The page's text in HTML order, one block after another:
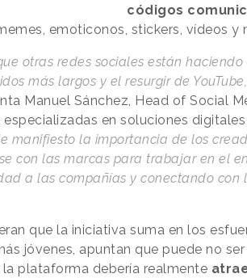
códigos
emoticonos, stickers, vídeos y
otras redes sociales están
más largos y el resurgir de
Manuel Sánchez, Head of Social
en soluciones digitales
manifiesto la importancia de los
con las marcas para trabajar en el
a las compañías y conectando con
que la iniciativa suma en los
jóvenes, apuntan que puede no
la plataforma debería realmente